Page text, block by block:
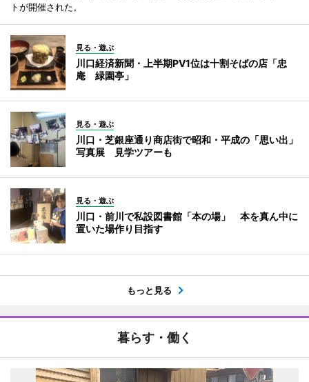
トが開催された。
見る・遊ぶ
川口経済新聞・上半期PV1位は十割そばの店「忠
庵 緑園亭」
見る・遊ぶ
川口・芝銀座通り商店街で昭和・平成の「思い出」
写真展 見学ツアーも
見る・遊ぶ
川口・前川で私設図書館「本の場」 本を真ん中に
置いた場作り目指す
もっと見る
暮らす・働く